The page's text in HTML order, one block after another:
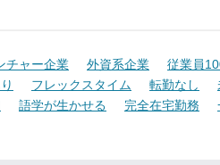
チャー企業 外資系企業 従業員
フレックスタイム 転勤なし
語学が生かせる 完全在宅勤務